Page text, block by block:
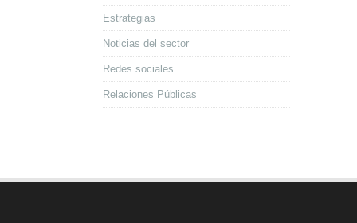
Estrategias
Noticias del sector
Redes sociales
Relaciones Públicas